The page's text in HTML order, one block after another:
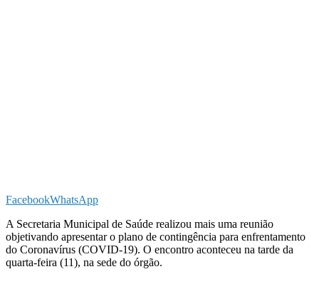
FacebookWhatsApp
A Secretaria Municipal de Saúde realizou mais uma reunião
objetivando apresentar o plano de contingência para enfrentamento
do Coronavírus (COVID-19). O encontro aconteceu na tarde da
quarta-feira (11), na sede do órgão.